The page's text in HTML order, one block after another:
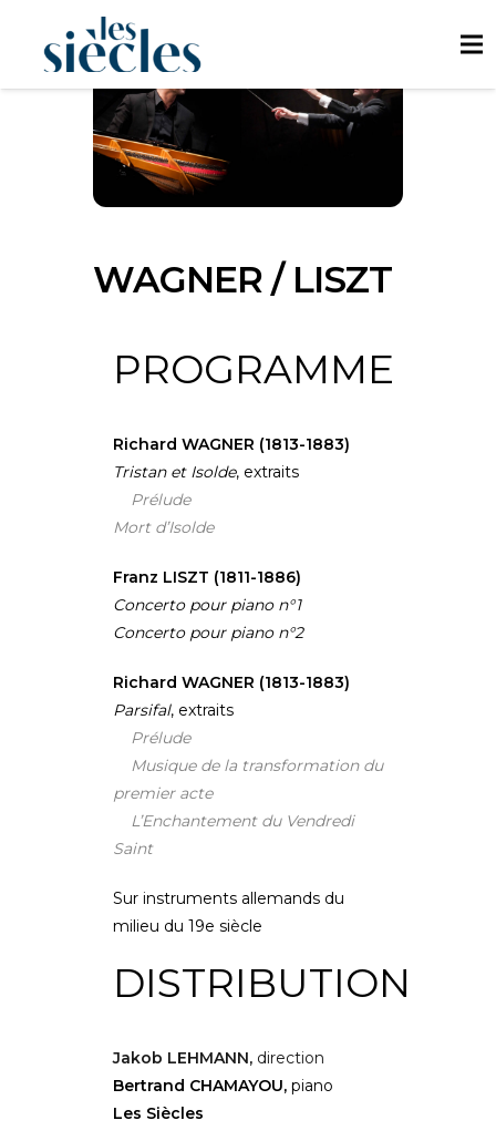
WAGNER / LISZT
PROGRAMME
Richard WAGNER (1813-1883)
Tristan et Isolde, extraits
Prélude
Mort d’Isolde
Franz LISZT (1811-1886)
Concerto pour piano n°1
Concerto pour piano n°2
Richard WAGNER (1813-1883)
Parsifal, extraits
Prélude
Musique de la transformation du
premier acte
L’Enchantement du Vendredi
Saint
Sur instruments allemands du
milieu du 19e siècle
DISTRIBUTION
Jakob LEHMANN, direction
Bertrand CHAMAYOU, piano
Les Siècles